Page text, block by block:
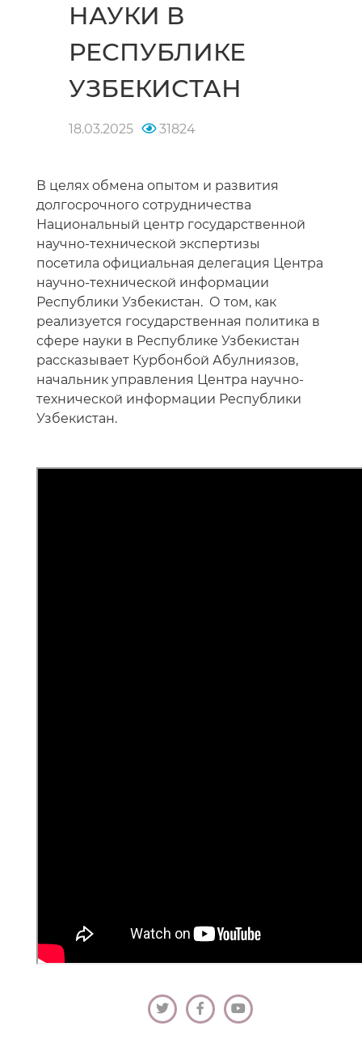
НАУКИ В
РЕСПУБЛИКЕ
УЗБЕКИСТАН
18.03.2025 31824
В целях обмена опытом и развития
долгосрочного сотрудничества
Национальный центр государственной
научно-технической экспертизы
посетила официальная делегация Центра
научно-технической информации
Республики Узбекистан. О том, как
реализуется государственная политика в
сфере науки в Республике Узбекистан
рассказывает Курбонбой Абулниязов,
начальник управления Центра научно-
технической информации Республики
Узбекистан.